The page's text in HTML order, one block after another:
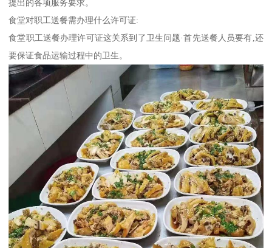
提出的各项服务要求。
食堂对职工送餐需办理什么许可证:
食堂职工送餐办理许可证这关系到了卫生问题·首先送餐人员要有,还
要保证食品运输过程中的卫生。